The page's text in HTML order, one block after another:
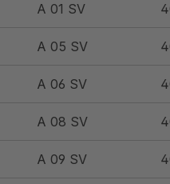
A 01 SV
A 05 SV
A 06 SV
A 08 SV
A 09 SV